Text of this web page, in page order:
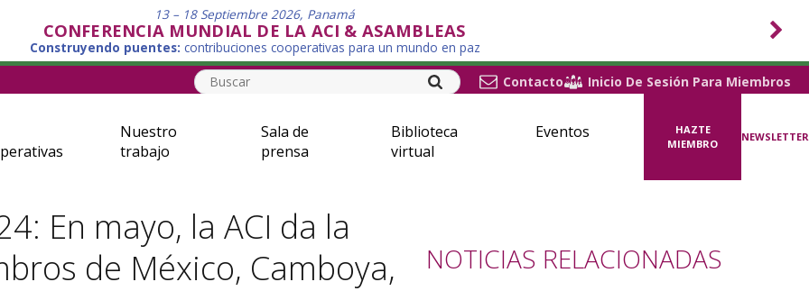
13 – 18 Septiembre 2026, Panamá
CONFERENCIA MUNDIAL DE LA ACI & ASAMBLEAS
Construyendo puentes: contribuciones cooperativas para un mundo en paz
Contacto Inicio De Sesión Para Miembros
Nuestro
trabajo
Sala de
prensa
Biblioteca
virtual
Eventos
HAZTE
MIEMBRO
NEWSLETTER
En mayo, la ACI da la
de México, Camboya,
NOTICIAS RELACIONADAS